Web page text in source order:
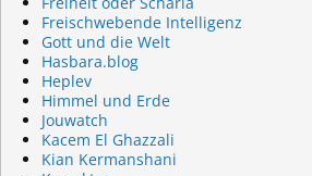
Freischwebende Intelligenz
Gott und die Welt
Hasbara.blog
Heplev
Himmel und Erde
Jouwatch
Kacem El Ghazzali
Kian Kermanshani